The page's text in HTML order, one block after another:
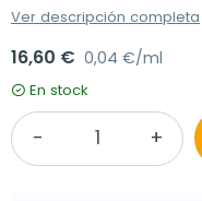
Ver descripción completa
16,60 € 0,04 €/ml
En stock